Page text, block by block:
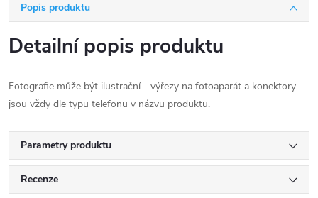
Popis produktu
Detailní popis produktu
Fotografie může být ilustrační - výřezy na fotoaparát a konektory
jsou vždy dle typu telefonu v názvu produktu.
Parametry produktu
Recenze